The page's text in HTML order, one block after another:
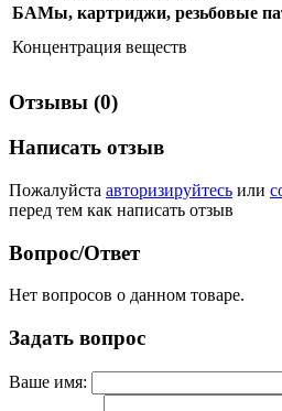
БАМы, картриджи, резьбовые
Концентрация веществ
Отзывы (0)
Написать отзыв
Пожалуйста авторизируйтесь или
перед тем как написать отзыв
Вопрос/Ответ
Нет вопросов о данном товаре.
Задать вопрос
Ваше имя: